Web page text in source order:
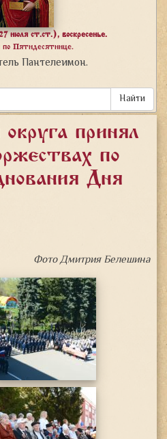
июля ст.ст.), воскресенье.
по Пятидесятнице.
Пантелеимон.
Найти
принял
по
Дня
Фото Дмитрия Белешина